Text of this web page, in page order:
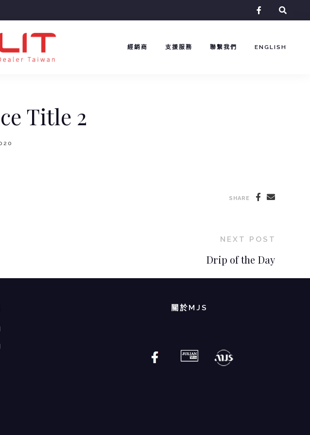
facebook-
經銷商 支援服務 聯繫我們 ENGLISH
Title 2
SHARE
NEXT POST
Drip of the Day
關於MJS